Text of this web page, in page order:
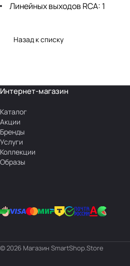
Линейных выходов RCA: 1
Назад к списку
Интернет-магазин
Каталог
Акции
Бренды
Услуги
Коллекции
Образы
© 2026 Магазин SmartShop.Store